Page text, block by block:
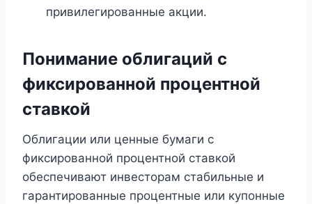
привилегированные акции.
Понимание облигаций с
фиксированной процентной
ставкой
Облигации или ценные бумаги с
фиксированной процентной ставкой
обеспечивают инвесторам стабильные и
гарантированные процентные или купонные